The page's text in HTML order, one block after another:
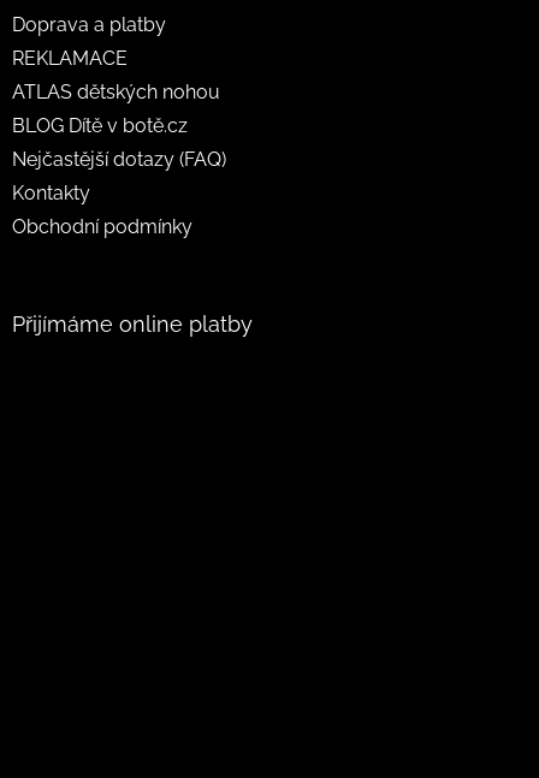
Doprava a platby
REKLAMACE
ATLAS dětských nohou
BLOG Dítě v botě.cz
Nejčastější dotazy (FAQ)
Kontakty
Obchodní podmínky
Přijímáme online platby